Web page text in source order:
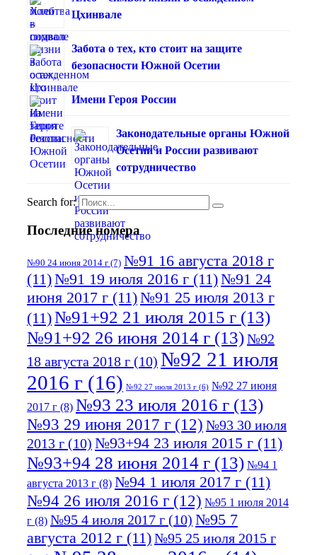
Цхинвале
Забота о тех, кто стоит на защите
безопасности Южной Осетии
Имени Героя России
Законодательные органы Южной
Осетии и России развивают
сотрудничество
Search for:
Последние номера
№90 24 июня 2014 г (7) №91 16 августа 2018 г
(11)№91 19 июля 2016 г (11)№91 24
июня 2017 г (11)№91 25 июля 2013 г
(11)№91+92 21 июля 2015 г (13)
№91+92 26 июня 2014 г (13)№92
18 августа 2018 г (10) №92 21 июля
2016 г (16) №92 27 июля 2013 г (6) №92 27 июня
2017 г (8) №93 23 июля 2016 г (13)
№93 29 июня 2017 г (12) №93 30 июля
2013 г (10) №93+94 23 июля 2015 г (11)
№93+94 28 июня 2014 г (13) №94 1
августа 2013 г (8) №94 1 июля 2017 г (11)
№94 26 июля 2016 г (12) №95 1 июля 2014
г (8) №95 4 июля 2017 г (10) №95 7
августа 2012 г (11)№95 25 июля 2015 г